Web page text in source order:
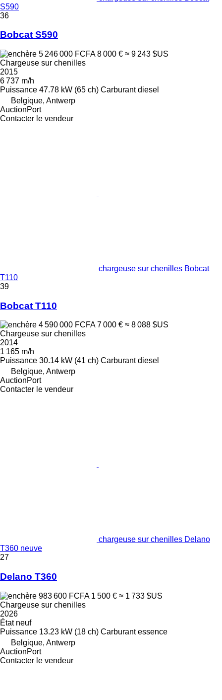
S590
36
Bobcat S590
5 246 000 FCFA8 000 € ≈ 9 243 $US
Chargeuse sur chenilles
2015
6 737 m/h
Puissance 47.78 kW (65 ch) Carburant diesel
Belgique, Antwerp
AuctionPort
Contacter le vendeur
chargeuse sur chenilles Bobcat
T110
39
Bobcat T110
4 590 000 FCFA7 000 € ≈ 8 088 $US
Chargeuse sur chenilles
2014
1 165 m/h
Puissance 30.14 kW (41 ch) Carburant diesel
Belgique, Antwerp
AuctionPort
Contacter le vendeur
chargeuse sur chenilles Delano
T360 neuve
27
Delano T360
983 600 FCFA 1 500 € ≈ 1 733 $US
Chargeuse sur chenilles
2026
Étatneuf
Puissance 13.23 kW (18 ch) Carburant essence
Belgique, Antwerp
AuctionPort
Contacter le vendeur